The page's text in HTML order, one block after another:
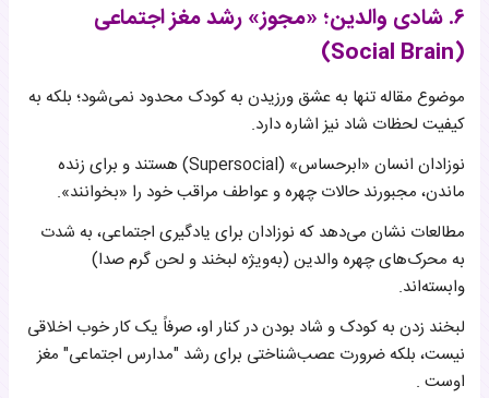
۶. شادی والدین؛ «مجوز» رشد مغز اجتماعی
(Social Brain)
موضوع مقاله تنها به عشق ورزیدن به کودک محدود نمی‌شود؛ بلکه به
کیفیت لحظات شاد نیز اشاره دارد.
نوزادان انسان «ابرحساس» (Supersocial) هستند و برای زنده
ماندن، مجبورند حالات چهره و عواطف مراقب خود را «بخوانند».
مطالعات نشان می‌دهد که نوزادان برای یادگیری اجتماعی، به شدت
به محرک‌های چهره والدین (به‌ویژه لبخند و لحن گرم صدا)
وابسته‌اند.
لبخند زدن به کودک و شاد بودن در کنار او، صرفاً یک کار خوب اخلاقی
نیست، بلکه ضرورت عصب‌شناختی برای رشد "مدارس اجتماعی" مغز
اوست .